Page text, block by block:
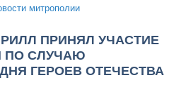
митрополии
ПРИНЯЛ УЧАСТИЕ
ПО СЛУЧАЮ
ГЕРОЕВ ОТЕЧЕСТВА